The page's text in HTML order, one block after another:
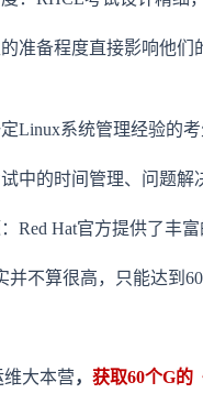
准备程度直接影响他
Linux系统管理经验的
中的时间管理、问题
Red Hat官方提供了丰
并不算很高，只能达到
大本营， 获取60个G的